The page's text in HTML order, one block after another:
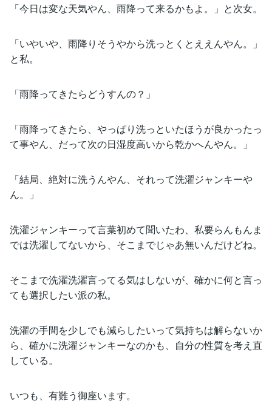
「今日は変な天気やん、雨降って来るかもよ。」と次女。
「いやいや、雨降りそうやから洗っとくとええんやん。」
と私。
「雨降ってきたらどうすんの？」
「雨降ってきたら、やっぱり洗っといたほうが良かったっ
て事やん、だって次の日湿度高いから乾かへんやん。」
「結局、絶対に洗うんやん、それって洗濯ジャンキーや
ん。」
洗濯ジャンキーって言葉初めて聞いたわ、私要らんもんま
では洗濯してないから、そこまでじゃあ無いんだけどね。
そこまで洗濯洗濯言ってる気はしないが、確かに何と言っ
ても選択したい派の私。
洗濯の手間を少しでも減らしたいって気持ちは解らないか
ら、確かに洗濯ジャンキーなのかも、自分の性質を考え直
している。
いつも、有難う御座います。